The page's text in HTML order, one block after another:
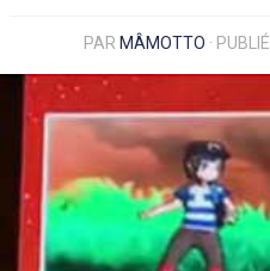
PAR MÂMOTTO · PUBLIÉ